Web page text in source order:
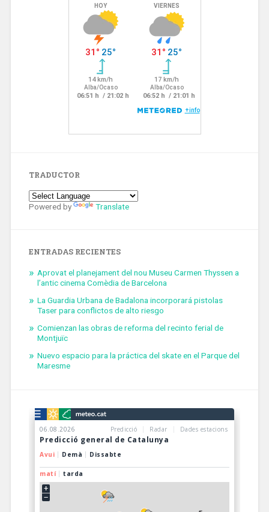
TRADUCTOR
Powered by Translate
ENTRADAS RECIENTES
Aprovat el planejament del nou Museu Carmen Thyssen a
l’antic cinema Comèdia de Barcelona
La Guardia Urbana de Badalona incorporará pistolas
Taser para conflictos de alto riesgo
Comienzan las obras de reforma del recinto ferial de
Montjuïc
Nuevo espacio para la práctica del skate en el Parque del
Maresme